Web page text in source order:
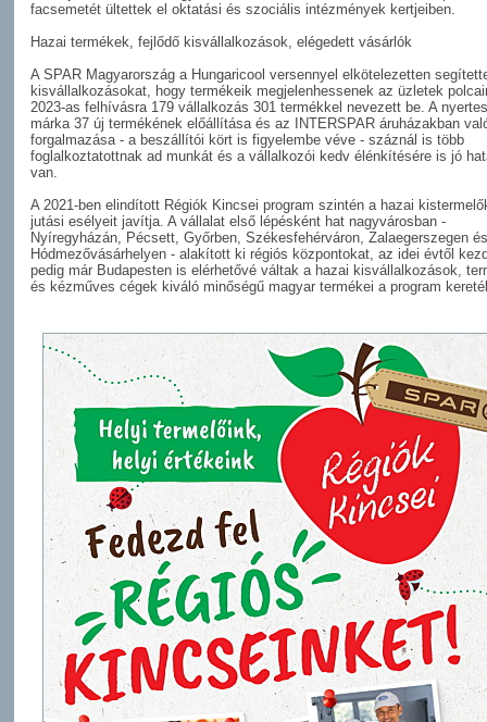
facsemetét ültettek el oktatási és szociális intézmények kertjeiben.
Hazai termékek, fejlődő kisvállalkozások, elégedett vásárlók
A SPAR Magyarország a Hungaricool versennyel elkötelezetten
kisvállalkozásokat, hogy termékeik megjelenhessenek az üzletek
2023-as felhívásra 179 vállalkozás 301 termékkel nevezett be. A
márka 37 új termékének előállítása és az INTERSPAR áruházakban
forgalmazása - a beszállítói kört is figyelembe véve - száznál is több
foglalkoztatottnak ad munkát és a vállalkozói kedv élénkítésére is jó
van.
A 2021-ben elindított Régiók Kincsei program szintén a hazai
jutási esélyeit javítja. A vállalat első lépésként hat nagyvárosban -
Nyíregyházán, Pécsett, Győrben, Székesfehérváron, Zalaegerszegen és
Hódmezővásárhelyen - alakított ki régiós központokat, az idei évtől
pedig már Budapesten is elérhetővé váltak a hazai kisvállalkozások,
és kézműves cégek kiváló minőségű magyar termékei a program